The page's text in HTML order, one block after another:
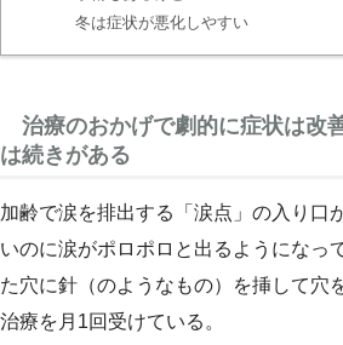
冬は症状が悪化しやすい
治療のおかげで劇的に症状は改
は続きがある
加齢で涙を排出する「涙点」の入り口
いのに涙がポロポロと出るようになっ
た穴に針（のようなもの）を挿して穴
治療を月1回受けている。